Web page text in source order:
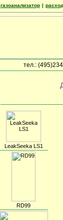
газоанализатор |
тел.:
LeakSeeka LS1
RD99